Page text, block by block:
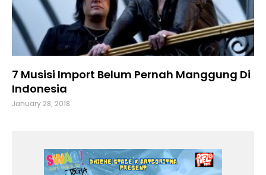
7 Musisi Import Belum Pernah Manggung Di
Indonesia
January 28, 2018